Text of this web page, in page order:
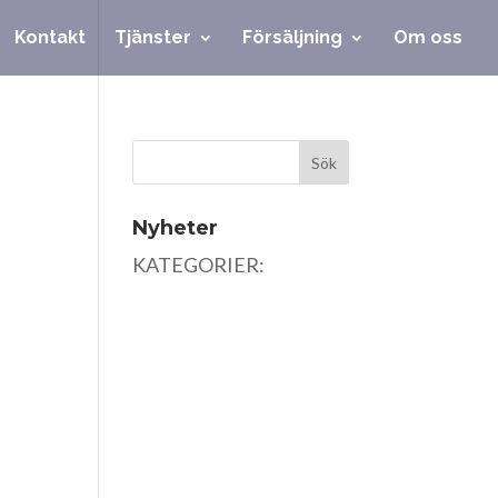
Kontakt Tjänster Försäljning Om oss
Nyheter
KATEGORIER: